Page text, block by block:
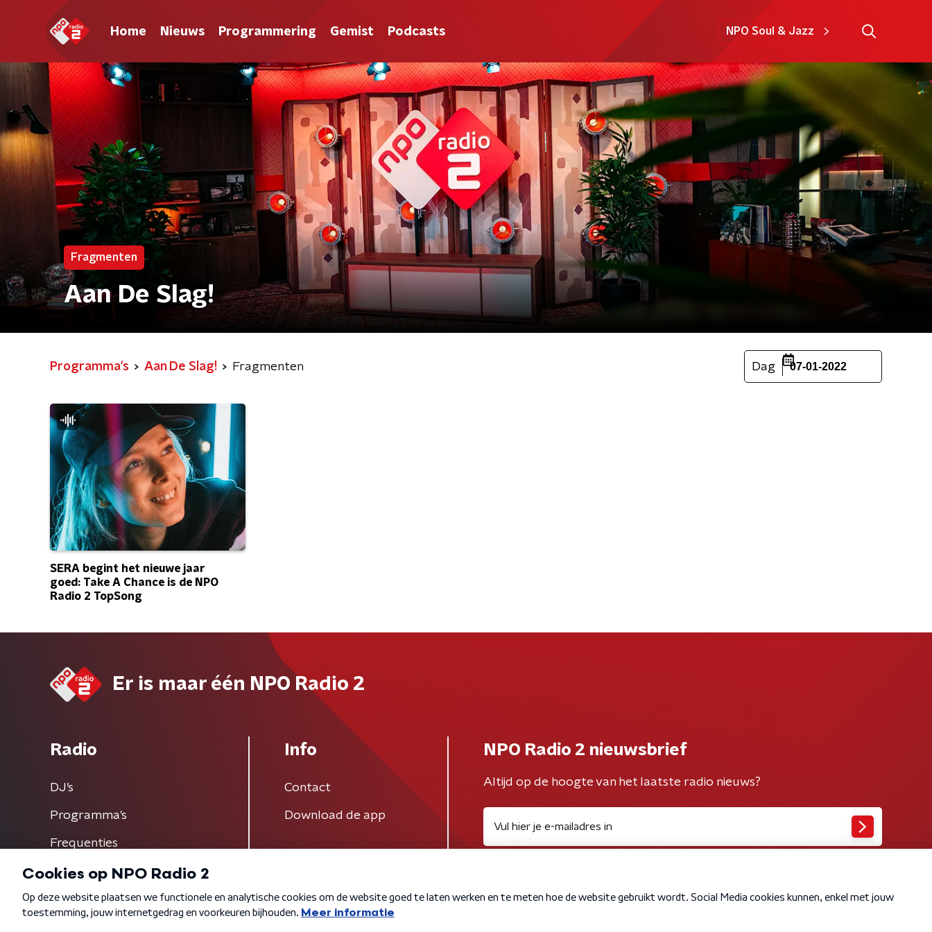
Home Nieuws Programmering Gemist Podcasts NPO Soul & Jazz
Fragmenten
Aan De Slag!
Programma's Aan De Slag! Fragmenten Dag 07-01-2022
SERA begint het nieuwe jaar
goed: Take A Chance is de NPO
Radio 2 TopSong
Er is maar één NPO Radio 2
Radio
DJ’s
Programma's
Frequenties
Info
Contact
Download de app
NPO Radio 2 nieuwsbrief
Altijd op de hoogte van het laatste radio nieuws?
Algemene voorwaarden Privacybeleid